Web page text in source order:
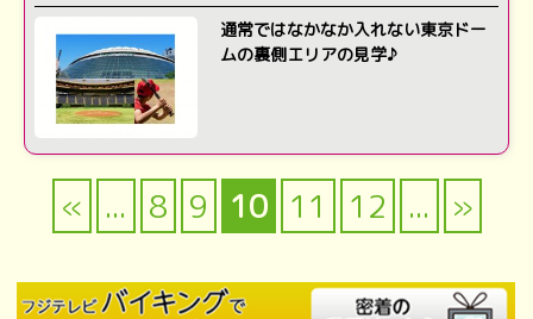
通常ではなかなか入れない東京ドー
ムの裏側エリアの見学♪
« ... 8 9 10 11 12 ... »